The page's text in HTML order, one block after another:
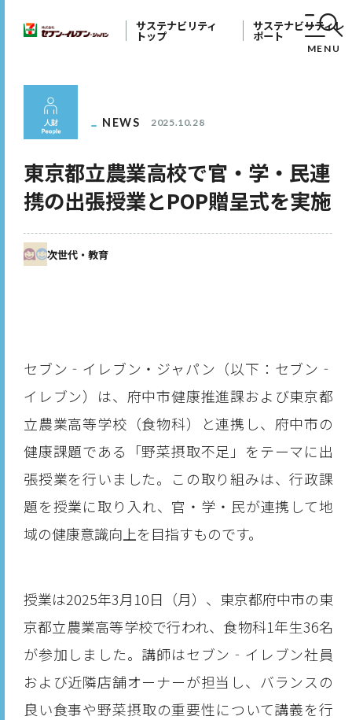
サステナビリティ
トップ
サステナビリティレ
ポート
MENU
NEWS 2025.10.28
東京都立農業高校で官・学・民連
携の出張授業とPOP贈呈式を実施
次世代・教育
セブン‐イレブン・ジャパン（以下：セブン‐
イレブン）は、府中市健康推進課および東京都
立農業高等学校（食物科）と連携し、府中市の
健康課題である「野菜摂取不足」をテーマに出
張授業を行いました。この取り組みは、行政課
題を授業に取り入れ、官・学・民が連携して地
域の健康意識向上を目指すものです。
授業は2025年3月10日（月）、東京都府中市の東
京都立農業高等学校で行われ、食物科1年生36名
が参加しました。講師はセブン‐イレブン社員
および近隣店舗オーナーが担当し、バランスの
良い食事や野菜摂取の重要性について講義を行